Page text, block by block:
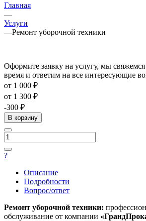
Главная
—
Услуги
—Ремонт уборочной техники
Оформите заявку на услугу, мы
время и ответим на все интересующие
от 1 000 ₽
от 1 300 ₽
-300 ₽
В корзину
?
Описание
Подробности
Вопрос/ответ
Ремонт уборочной техники:
обслуживание от компании